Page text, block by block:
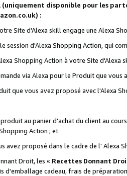
(uniquement disponible pour les
:
Site d'Alexa skill engage une Alexa
session d'Alexa Shopping Action, qui
Shopping Action à votre Site d'Alexa
via Alexa pour le Produit que vous
que vous avez proposé avec l'Alexa
au panier d'achat du client au
Action ; et
proposé dans le cadre de l' Alexa
Droit, les « Recettes Donnant
d'emballage cadeau, frais de